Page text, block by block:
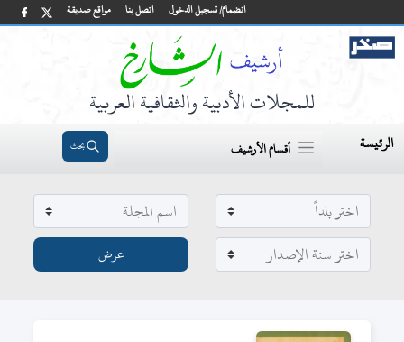
مواقع صديقة اتصل بنا انضمام/ تسجيل الدخول
للمجلات الأدبية والثقافية العربية
الرئيسة أقسام الأرشيف بحث